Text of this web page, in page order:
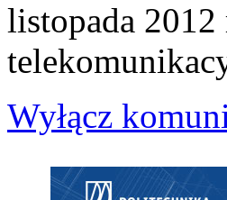
listopada
Wyłącz